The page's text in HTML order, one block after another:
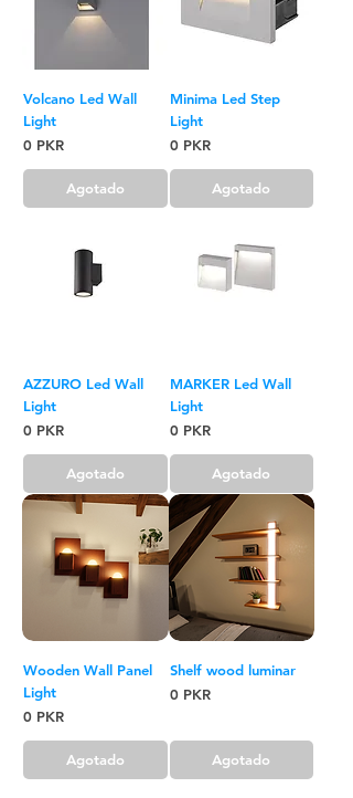
Volcano Led Wall
Light
Precio
0 PKR
Agotado
Minima Led Step
Light
Precio
0 PKR
Agotado
AZZURO Led Wall
Light
Precio
0 PKR
Agotado
MARKER Led Wall
Light
Precio
0 PKR
Agotado
Wooden Wall Panel
Light
Precio
0 PKR
Agotado
Shelf wood luminar
Precio
0 PKR
Agotado